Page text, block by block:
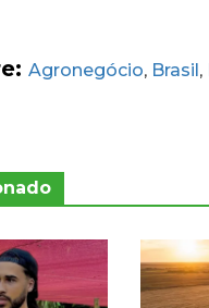
Agronegócio, Brasil ,